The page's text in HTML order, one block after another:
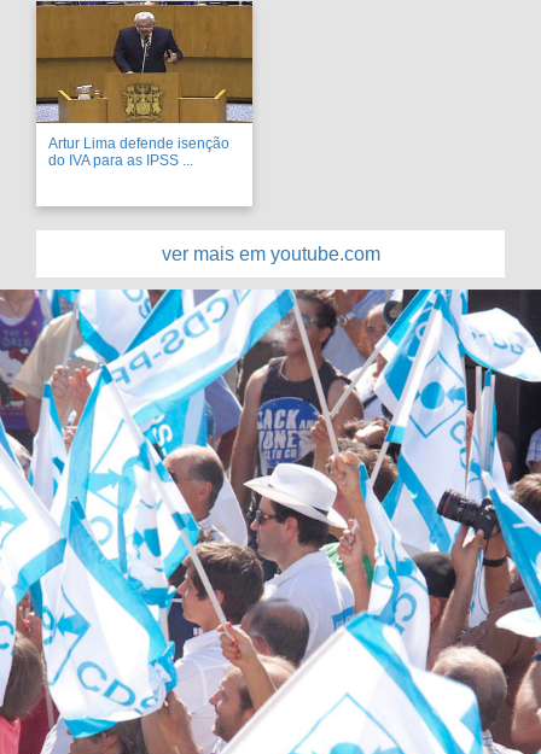
Artur Lima defende isenção
do IVA para as IPSS ...
ver mais em youtube.com